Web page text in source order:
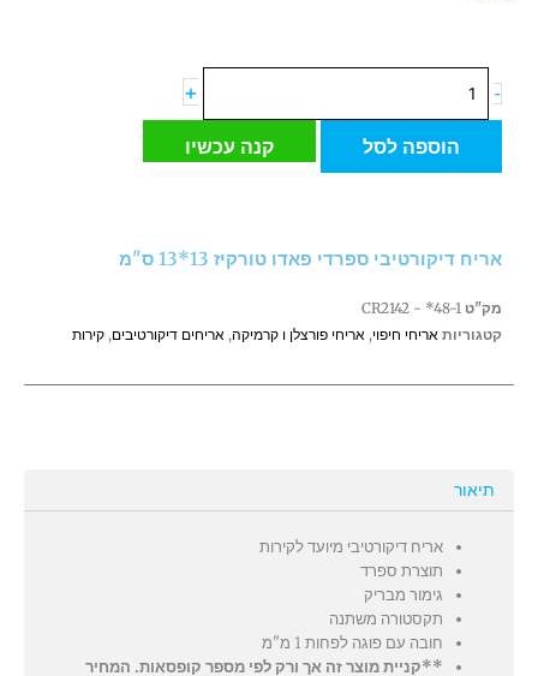
-
של
דיקורטיבי
13*13
+
הוספה לסל קנה עכשיו
אריח דיקורטיבי ספרדי פאדו טורקיז 13*13 ס"מ
מק"ט CR2142 - *48-1
קטגוריות אריחי חיפוי, אריחי פורצלן ו קרמיקה, אריחים דיקורטיבים, קירות
תיאור
אריח דיקורטיבי מיועד לקירות
תוצרת ספרד
גימור מבריק
תקסטורה משתנה
חובה עם פוגה לפחות 1 מ"מ
**קניית מוצר זה אך ורק לפי מספר קופסאות. המחיר